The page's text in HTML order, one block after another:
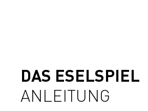
DAS ESELSPIEL
ANLEITUNG